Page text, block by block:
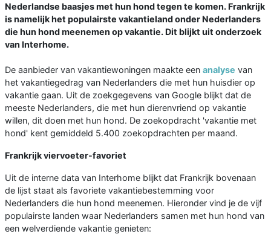
Nederlandse baasjes met hun hond tegen te komen. Frankrijk
is namelijk het populairste vakantieland onder Nederlanders
die hun hond meenemen op vakantie. Dit blijkt uit onderzoek
van Interhome.
De aanbieder van vakantiewoningen maakte een analyse van
het vakantiegedrag van Nederlanders die met hun huisdier op
vakantie gaan. Uit de zoekgegevens van Google blijkt dat de
meeste Nederlanders, die met hun dierenvriend op vakantie
willen, dit doen met hun hond. De zoekopdracht 'vakantie met
hond' kent gemiddeld 5.400 zoekopdrachten per maand.
Frankrijk viervoeter-favoriet
Uit de interne data van Interhome blijkt dat Frankrijk bovenaan
de lijst staat als favoriete vakantiebestemming voor
Nederlanders die hun hond meenemen. Hieronder vind je de vijf
populairste landen waar Nederlanders samen met hun hond van
een welverdiende vakantie genieten: